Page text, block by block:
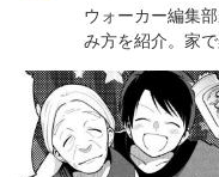
ウォーカー編集
み方を紹介。家